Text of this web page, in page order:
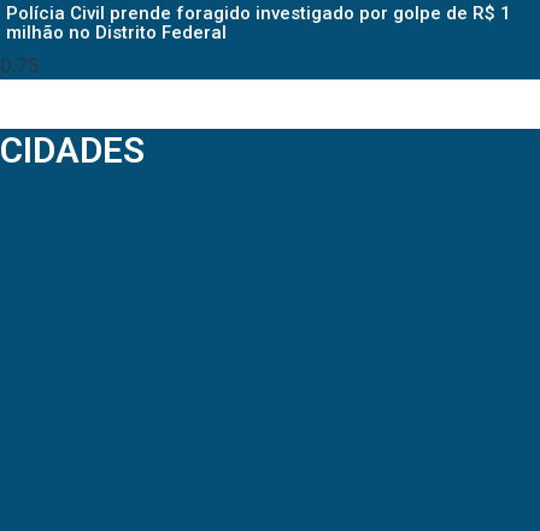
Polícia Civil prende foragido investigado por golpe de R$ 1
milhão no Distrito Federal
CIDADES